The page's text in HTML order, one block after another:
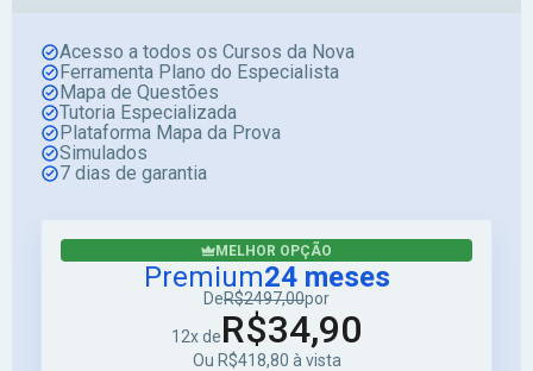
Acesso a todos os Cursos da Nova
Ferramenta Plano do Especialista
Mapa de Questões
Tutoria Especializada
Plataforma Mapa da Prova
Simulados
7 dias de garantia
MELHOR OPÇÃO
Premium24 meses
DeR$2497,00por
12x deR$34,90
Ou R$418,80 à vista